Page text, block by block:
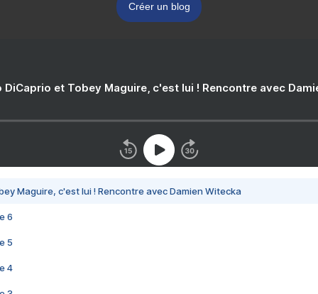
Créer un blog
DiCaprio et Tobey Maguire, c'est lui ! Rencontre avec
Maguire, c'est lui ! Rencontre avec Damien Witecka
6
5
4